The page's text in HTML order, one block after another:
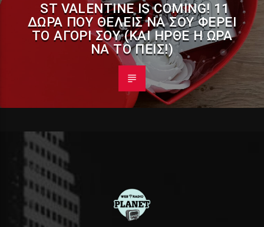
ST VALENTINE IS COMING! 11
ΔΏΡΑ ΠΟΥ ΘΈΛΕΙΣ ΝΑ ΣΟΥ ΦΈΡΕΙ
ΤΟ ΑΓΌΡΙ ΣΟΥ (ΚΑΙ ΉΡΘΕ Η ΏΡΑ
ΝΑ ΤΟ ΠΕΙΣ!)